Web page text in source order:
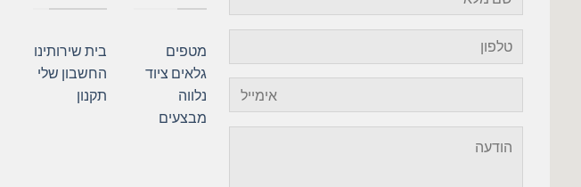
מטפים
גלאים ציוד
נלווה
מבצעים
בית שירותינו
החשבון שלי
תקנון